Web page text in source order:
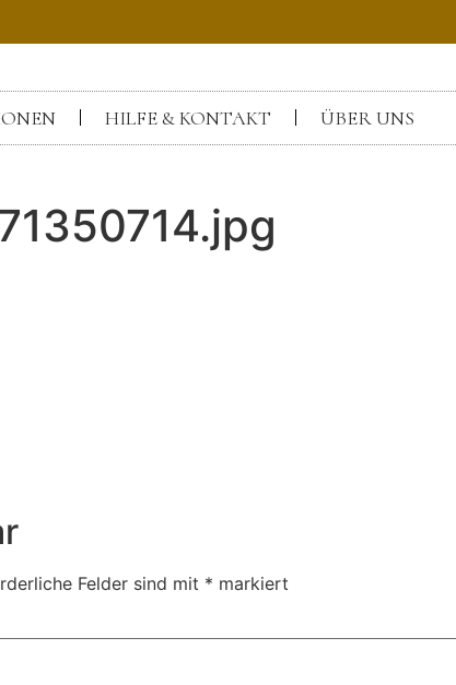
HILFE & KONTAKT ÜBER UNS
Felder sind mit * markiert